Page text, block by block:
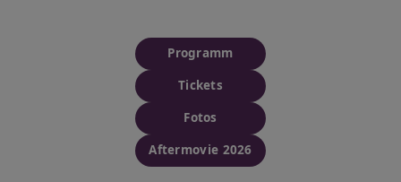
Programm
Tickets
Fotos
Aftermovie 2026